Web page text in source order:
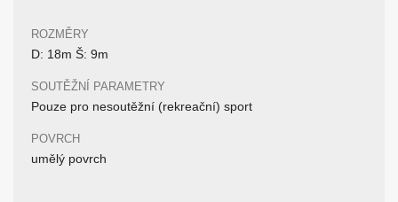
ROZMĚRY
D: 18m Š: 9m
SOUTĚŽNÍ PARAMETRY
Pouze pro nesoutěžní (rekreační) sport
POVRCH
umělý povrch